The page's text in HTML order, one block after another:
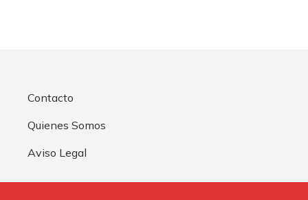
Contacto
Quienes Somos
Aviso Legal